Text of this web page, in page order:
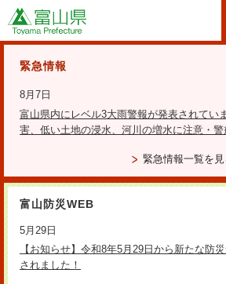
富山県
緊急情報
8月7日
富山県内にレベル3大雨警報が発表されてい
害、低い土地の浸水、河川の増水に注意・警
緊急情報一覧を見
富山防災WEB
5月29日
【お知らせ】令和8年5月29日から新たな防
されました！
テーマから探す
富山県富山児童相談